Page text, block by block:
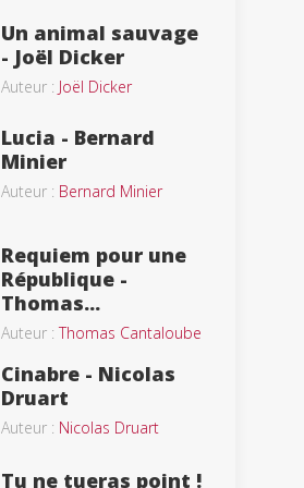
Un animal sauvage
- Joël Dicker
Auteur : Joël Dicker
Lucia - Bernard
Minier
Auteur : Bernard Minier
Requiem pour une
République -
Thomas...
Auteur :Thomas Cantaloube
Cinabre - Nicolas
Druart
Auteur : Nicolas Druart
Tu ne tueras point !